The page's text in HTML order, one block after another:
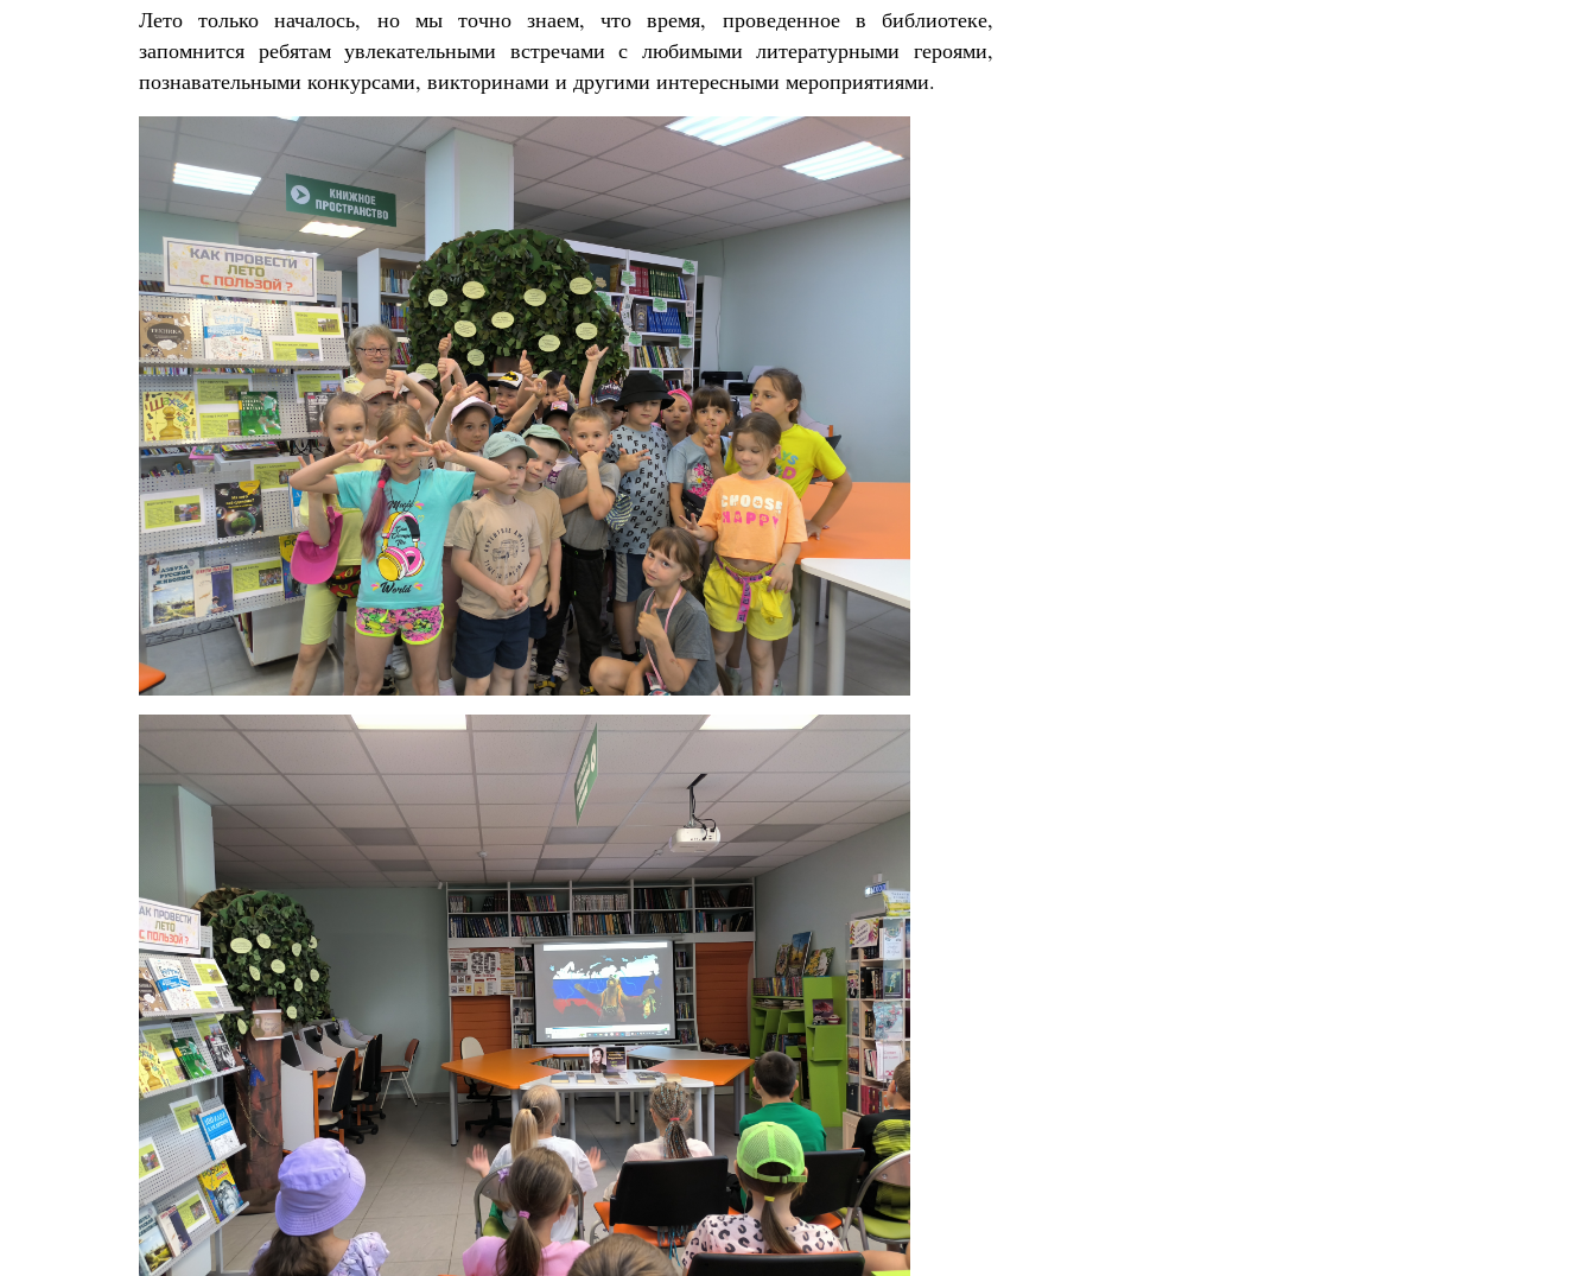
Лето только началось, но мы точно знаем, что время, проведенное в библиотеке,
запомнится ребятам увлекательными встречами с любимыми литературными героями,
познавательными конкурсами, викторинами и другими интересными мероприятиями.